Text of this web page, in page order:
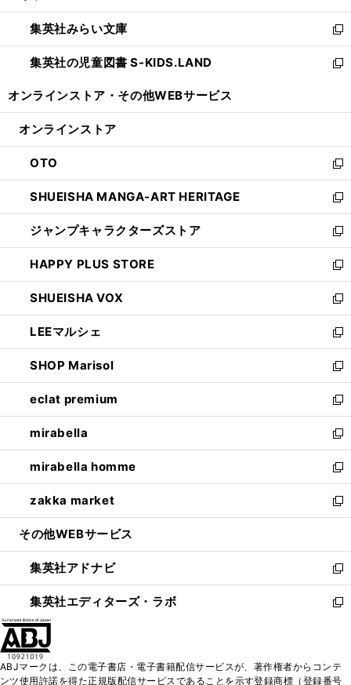
開
く
ウ
で
開
く
ン
ド
ウ
で
ウ
ィ
ン
ド
開
集英社みらい文庫
新
し
い
ン
ウ
で
開
く
集英社の児童図書 S-KIDS.LAND
新
ウ
ン
ド
ウ
で
開
く
オンラインストア・ その他WEBサービス
オンラインストア
OTO
新
し
い
ウ
ィ
ン
ド
ウ
で
開
く
SHUEISHA MANGA-ART HERITAGE
新
し
い
ウ
ィ
ン
ド
ウ
で
開
く
ジャンプキャラクターズストア
新
し
い
ウ
ィ
ン
ド
ウ
で
開
く
HAPPY PLUS STORE
新
し
い
ウ
ィ
ン
ド
ウ
で
開
く
SHUEISHA VOX
新
し
い
ウ
ィ
ン
ド
ウ
で
開
く
LEEマルシェ
新
し
い
ウ
ィ
ン
ド
ウ
で
開
く
SHOP Marisol
新
し
い
ウ
ィ
ン
ド
ウ
で
開
eclat premium
新
し
い
ウ
ィ
ン
ド
ウ
開
く
mirabella
新
し
い
ウ
ィ
ン
ウ
で
開
く
mirabella homme
新
し
い
ウ
ン
ド
ウ
で
zakka market
新
し
ウ
ィ
ン
ド
く
その他WEBサービス
集英社アドナビ
新
し
い
ド
集英社エディターズ・ラボ
新
ィ
ABJマークは、この電子書店・電子書籍配信サービスが、著作権者からコンテ
ンツ使用許諾を得た正規版配信サービスであることを示す登録商標（登録番号